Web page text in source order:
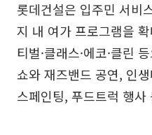
롯데건설은 입주민 서비
지 내 여가 프로그램을
티벌·클래스·에코·클린
쇼와 재즈밴드 공연, 인
스페인팅, 푸드트럭 행사